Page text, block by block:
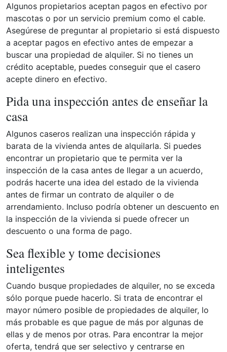
Algunos propietarios aceptan pagos en efectivo por
mascotas o por un servicio premium como el cable.
Asegúrese de preguntar al propietario si está dispuesto
a aceptar pagos en efectivo antes de empezar a
buscar una propiedad de alquiler. Si no tienes un
crédito aceptable, puedes conseguir que el casero
acepte dinero en efectivo.
Pida una inspección antes de enseñar la
casa
Algunos caseros realizan una inspección rápida y
barata de la vivienda antes de alquilarla. Si puedes
encontrar un propietario que te permita ver la
inspección de la casa antes de llegar a un acuerdo,
podrás hacerte una idea del estado de la vivienda
antes de firmar un contrato de alquiler o de
arrendamiento. Incluso podría obtener un descuento en
la inspección de la vivienda si puede ofrecer un
descuento o una forma de pago.
Sea flexible y tome decisiones
inteligentes
Cuando busque propiedades de alquiler, no se exceda
sólo porque puede hacerlo. Si trata de encontrar el
mayor número posible de propiedades de alquiler, lo
más probable es que pague de más por algunas de
ellas y de menos por otras. Para encontrar la mejor
oferta, tendrá que ser selectivo y centrarse en